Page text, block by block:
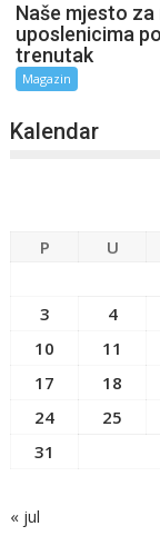
Naše mjesto za
uposlenicima
trenutak
Magazin
Kalendar
P U
3
4
10
11
17
18
24
25
31
« jul